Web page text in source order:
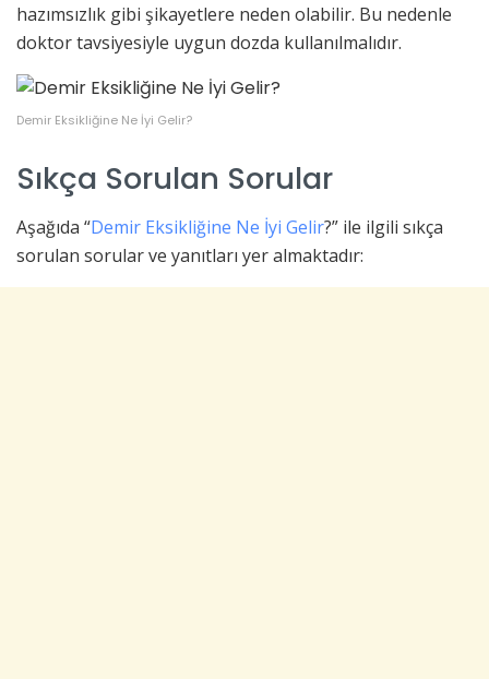
hazımsızlık gibi şikayetlere neden olabilir. Bu nedenle
doktor tavsiyesiyle uygun dozda kullanılmalıdır.
Demir Eksikliğine Ne İyi Gelir?
Sıkça Sorulan Sorular
Aşağıda “Demir Eksikliğine Ne İyi Gelir?” ile ilgili sıkça
sorulan sorular ve yanıtları yer almaktadır: